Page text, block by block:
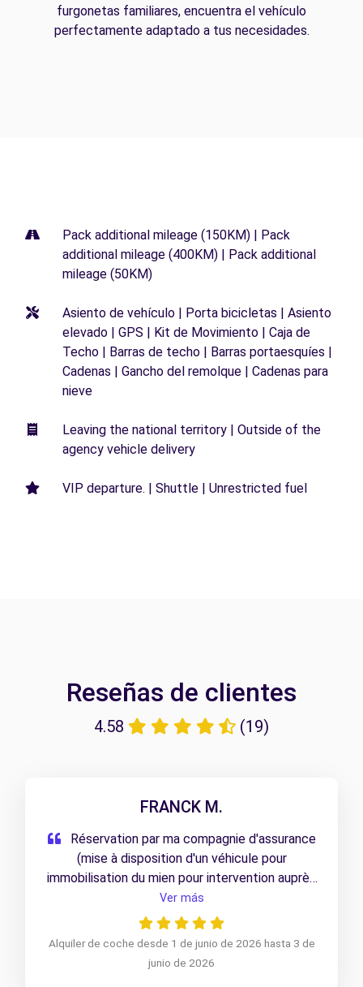
furgonetas familiares, encuentra el vehículo
perfectamente adaptado a tus necesidades.
Pack additional mileage (150KM) | Pack
additional mileage (400KM) | Pack additional
mileage (50KM)
Asiento de vehículo | Porta bicicletas | Asiento
elevado | GPS | Kit de Movimiento | Caja de
Techo | Barras de techo | Barras portaesquíes |
Cadenas | Gancho del remolque | Cadenas para
nieve
Leaving the national territory | Outside of the
agency vehicle delivery
VIP departure. | Shuttle | Unrestricted fuel
Reseñas de clientes
4.58 (19)
FRANCK M.
Réservation par ma compagnie d'assurance
(mise à disposition d'un véhicule pour
immobilisation du mien pour intervention auprès
de mon concessionnaire) avec seulement 5
minutes de délai entre la demande de ma
compagnie et mon arrivée sur site ! Bravo pour
la réactivité :
Ver más
Alquiler de coche desde 1 de junio de 2026 hasta 3 de
junio de 2026